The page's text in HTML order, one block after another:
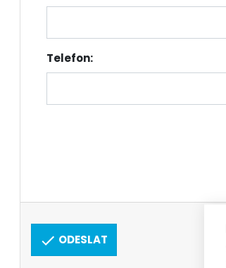
Telefon:
ODESLAT